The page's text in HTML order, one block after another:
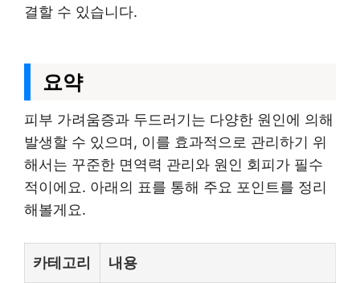
결할 수 있습니다.
요약
피부 가려움증과 두드러기는 다양한 원인에 의해
발생할 수 있으며, 이를 효과적으로 관리하기 위
해서는 꾸준한 면역력 관리와 원인 회피가 필수
적이에요. 아래의 표를 통해 주요 포인트를 정리
해볼게요.
카테고리 내용